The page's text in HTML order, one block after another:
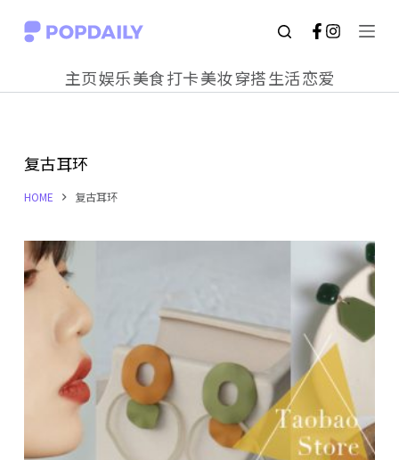
S
o
c
n
t
主页娱乐美食打卡美妆穿搭生活恋爱
复古耳环
HOME 复古耳环